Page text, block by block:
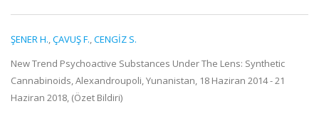
ŞENER H.,ÇAVUŞ F.,CENGİZ S.
New Trend Psychoactive Substances Under The Lens: Synthetic
Cannabinoids, Alexandroupoli, Yunanistan, 18 Haziran 2014 - 21
Haziran 2018, (Özet Bildiri)